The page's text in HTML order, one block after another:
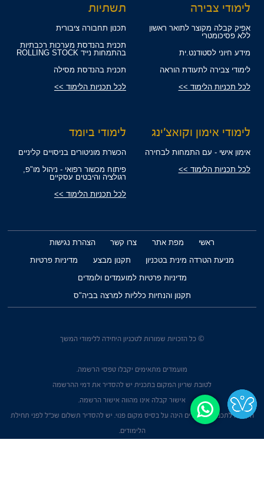
לימודי צבירה
אפיק קבלה מקוצר לתואר ראשון
ללא פסיכומטרי
מידע חיוני לסטודנט.ית
לימודי צבירה לתעודת הוראה
לכל תכניות הלימוד >>
תשתיות
תכנון תחבורה ציבורית
תכנית בהנדסת מערכות רכבתיות
בהתמחות נייד ROLLING STOCK
תכנית בהנדסת מסילה
לכל תכניות הלימוד >>
לימודי אימון וקואצ'ינג
אימון אישי - עם התמחות לבחירה
לכל תכניות הלימוד >>
לימודי ביומד
הכשרת מוניטורים בניסויים קליניים
פיתוח מכשור רפואי - ניהול מו"פ,
רגולציה והיבטים עסקיים
לכל תכניות הלימוד >>
ראשי מפת אתר צרו קשר
הצהרת נגישות
מניעת הטרדה מינית בטכניון
תקנון מבצע
מדיניות פרטיות
מדיניות פרטיות למועמדים ולומדים
תקנון והנחיות כלליות למרצה בביה"ס
© כל הזכויות שמורות לטכניון היחידה ללימודי המשך
מועמדים מתאימים יקבלו טפסי הרשמה.
לטובת שריון המקום בתכנית יש להסדיר את דמי ההרשמה
אישור קבלה אינו מהווה אישור הרשמה.
הקבלה לתכנית הלימודים הינה על בסיס מקום פנוי. יש להסדיר תשלום שכ"ל לפני תחילת
הלימודים.